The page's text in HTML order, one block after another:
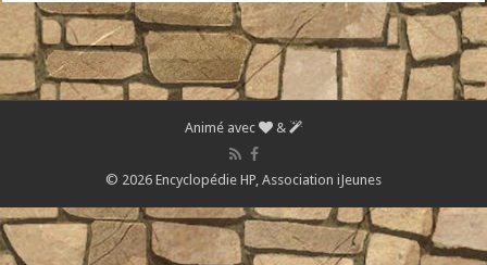
Animé avec &
© 2026 Encyclopédie HP, Association iJeunes